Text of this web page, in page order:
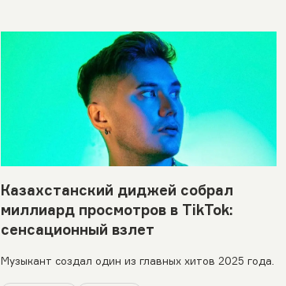
Казахстанский диджей собрал
миллиард просмотров в TikTok:
сенсационный взлет
Музыкант создал один из главных хитов 2025 года.